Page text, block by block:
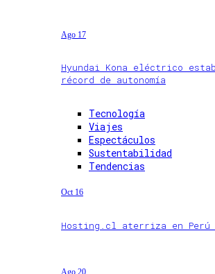
Ago 17
Hyundai Kona eléctrico
récord de autonomía
Tecnología
Viajes
Espectáculos
Sustentabilidad
Tendencias
Oct 16
Hosting.cl aterriza en Perú
Ago 20